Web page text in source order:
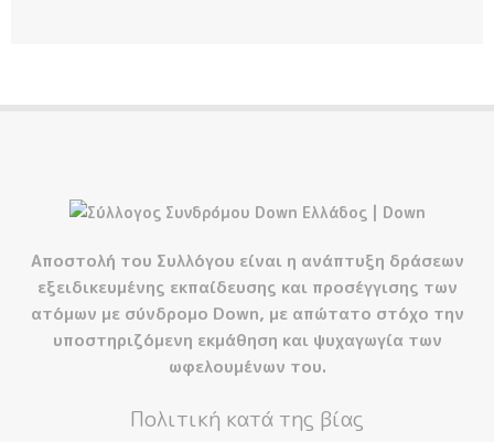
Αποστολή του Συλλόγου είναι η ανάπτυξη δράσεων
εξειδικευμένης εκπαίδευσης και προσέγγισης των
ατόμων με σύνδρομο Down, με απώτατο στόχο την
υποστηριζόμενη εκμάθηση και ψυχαγωγία των
ωφελουμένων του.
Πολιτική κατά της βίας